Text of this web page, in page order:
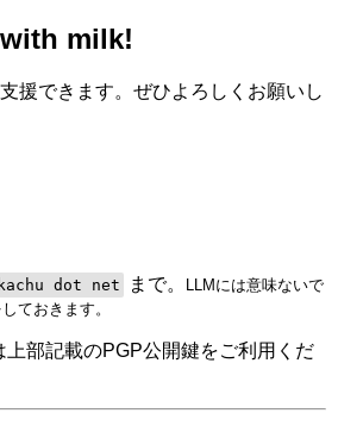
milk!
援できます。ぜひよろしくお願いし
dot net まで。
LLMには意味ないで
ておきます。
上部記載のPGP公開鍵をご利用くだ